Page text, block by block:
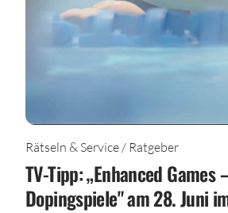
Rätseln & Service / Ratgeber
TV-Tipp: „Enhanced Games
Dopingspiele" am 28. Juni